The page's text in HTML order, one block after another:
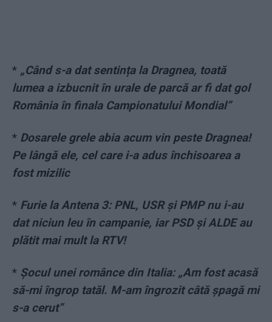
* „Când s-a dat sentința la Dragnea, toată
lumea a izbucnit în urale de parcă ar fi dat gol
România în finala Campionatului Mondial”
* Dosarele grele abia acum vin peste Dragnea!
Pe lângă ele, cel care i-a adus închisoarea a
fost mizilic
* Furie la Antena 3: PNL, USR și PMP nu i-au
dat niciun leu în campanie, iar PSD și ALDE au
plătit mai mult la RTV!
* Șocul unei românce din Italia: „Am fost acasă
să-mi îngrop tatăl. M-am îngrozit câtă șpagă mi
s-a cerut”